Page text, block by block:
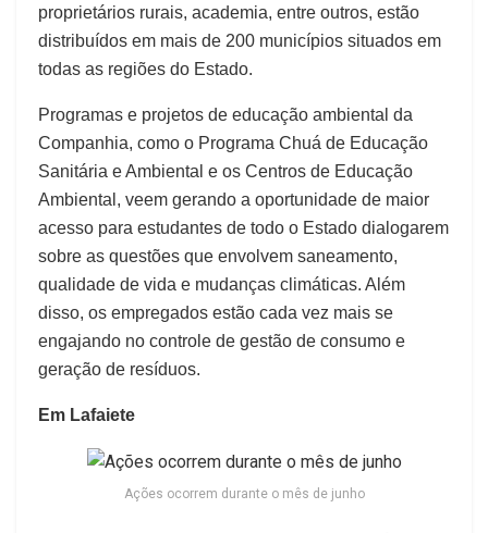
proprietários rurais, academia, entre outros, estão
distribuídos em mais de 200 municípios situados em
todas as regiões do Estado.
Programas e projetos de educação ambiental da
Companhia, como o Programa Chuá de Educação
Sanitária e Ambiental e os Centros de Educação
Ambiental, veem gerando a oportunidade de maior
acesso para estudantes de todo o Estado dialogarem
sobre as questões que envolvem saneamento,
qualidade de vida e mudanças climáticas. Além
disso, os empregados estão cada vez mais se
engajando no controle de gestão de consumo e
geração de resíduos.
Em Lafaiete
Ações ocorrem durante o mês de junho